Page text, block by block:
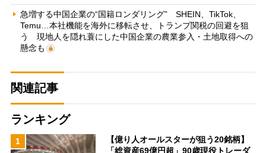
急増する中国企業の“国籍ロンダリング” SHEIN、TikTok、
Temu…本社機能を海外に移転させ、トランプ関税の回避を狙
う 現地人を隠れ蓑にした中国企業の農業参入・土地取得への
懸念も
関連記事
ランキング
1
【億り人オールスターが狙う20銘柄】
「総資産69億円超」90歳現役トレーダ